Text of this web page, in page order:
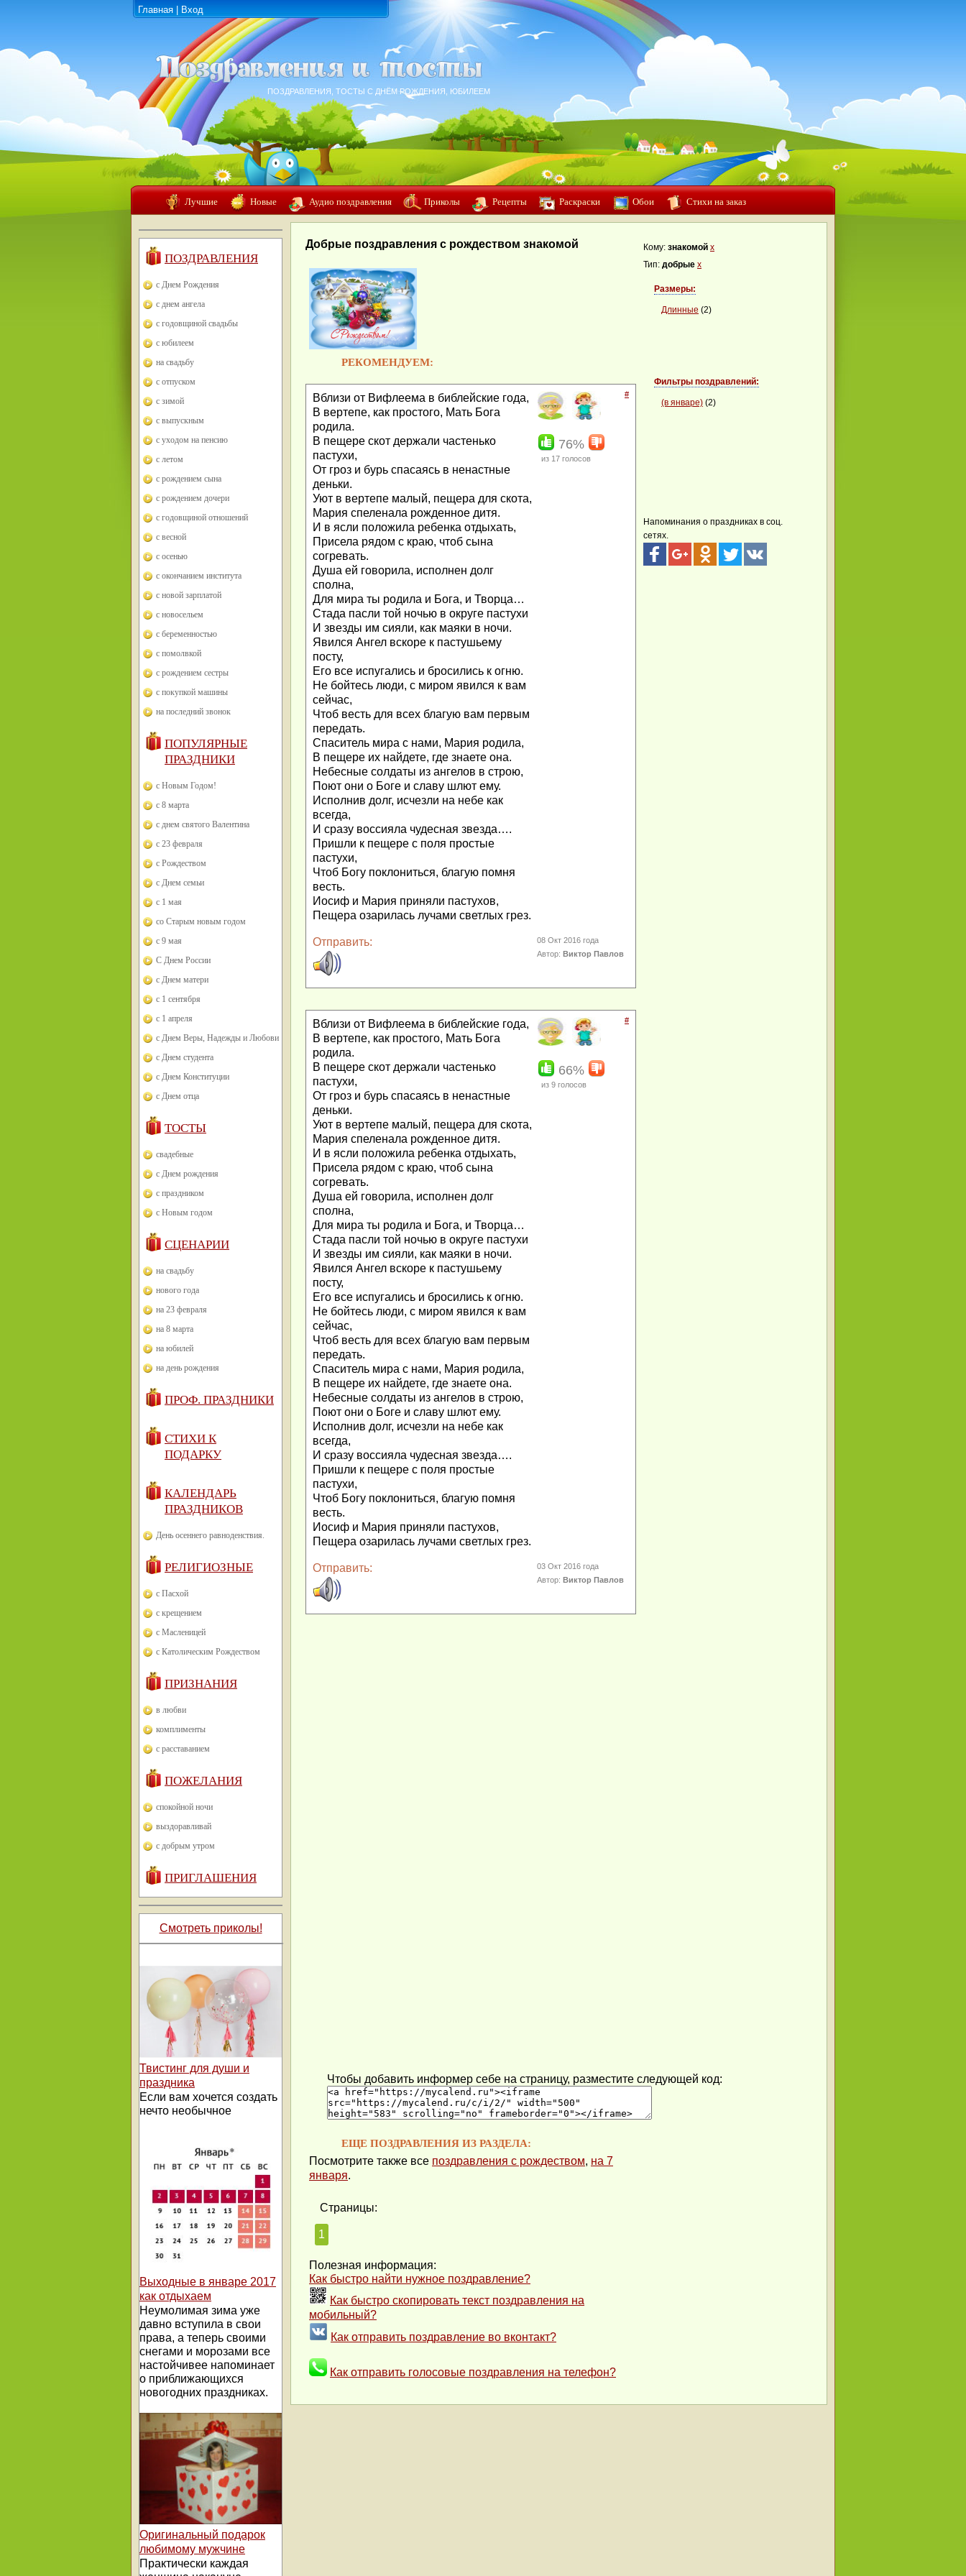
Главная Вход
ПОЗДРАВЛЕНИЯ, ТОСТЫ С ДНЁМ РОЖДЕНИЯ, ЮБИЛЕЕМ
Лучшие Новые Аудио поздравления Приколы Рецепты Раскраски Обои Стихи на заказ
ПОЗДРАВЛЕНИЯ
с Днем Рождения
с днем ангела
с годовщиной свадьбы
с юбилеем
на свадьбу
с отпуском
с зимой
с выпускным
с уходом на пенсию
с летом
с рождением сына
с рождением дочери
с годовщиной отношений
с весной
с осенью
с окончанием института
с новой зарплатой
с новосельем
с беременностью
с помолвкой
с рождением сестры
с покупкой машины
на последний звонок
ПОПУЛЯРНЫЕ
ПРАЗДНИКИ
с Новым Годом!
с 8 марта
с днем святого Валентина
с 23 февраля
с Рождеством
с Днем семьи
с 1 мая
со Старым новым годом
с 9 мая
С Днем России
с Днем матери
с 1 сентября
с 1 апреля
с Днем Веры, Надежды и Любови
с Днем студента
с Днем Конституции
с Днем отца
ТОСТЫ
свадебные
с Днем рождения
с праздником
с Новым годом
СЦЕНАРИИ
на свадьбу
нового года
на 23 февраля
на 8 марта
на юбилей
на день рождения
ПРОФ. ПРАЗДНИКИ
СТИХИ К
ПОДАРКУ
КАЛЕНДАРЬ
ПРАЗДНИКОВ
День осеннего равноденствия.
РЕЛИГИОЗНЫЕ
с Пасхой
с крещением
с Масленицей
с Католическим Рождеством
ПРИЗНАНИЯ
в любви
комплименты
с расставанием
ПОЖЕЛАНИЯ
спокойной ночи
выздоравливай
с добрым утром
ПРИГЛАШЕНИЯ
Смотреть приколы!
Твистинг для души и
праздника
Если вам хочется создать
нечто необычное
Выходные в январе 2017
как отдыхаем
Неумолимая зима уже
давно вступила в свои
права, а теперь своими
снегами и морозами все
настойчивее напоминает
о приближающихся
новогодних праздниках.
Оригинальный подарок
любимому мужчине
Практически каждая
Добрые поздравления с рождеством знакомой
РЕКОМЕНДУЕМ:
Вблизи от Вифлеема в библейские года,
В вертепе, как простого, Мать Бога
родила.
В пещере скот держали частенько
пастухи,
От гроз и бурь спасаясь в ненастные
деньки.
Уют в вертепе малый, пещера для скота,
Мария спеленала рожденное дитя.
И в ясли положила ребенка отдыхать,
Присела рядом с краю, чтоб сына
согревать.
Душа ей говорила, исполнен долг
сполна,
Для мира ты родила и Бога, и Творца…
Стада пасли той ночью в округе пастухи
И звезды им сияли, как маяки в ночи.
Явился Ангел вскоре к пастушьему
посту,
Его все испугались и бросились к огню.
Не бойтесь люди, с миром явился к вам
сейчас,
Чтоб весть для всех благую вам первым
передать.
Спаситель мира с нами, Мария родила,
В пещере их найдете, где знаете она.
Небесные солдаты из ангелов в строю,
Поют они о Боге и славу шлют ему.
Исполнив долг, исчезли на небе как
всегда,
И сразу воссияла чудесная звезда….
Пришли к пещере с поля простые
пастухи,
Чтоб Богу поклониться, благую помня
весть.
Иосиф и Мария приняли пастухов,
Пещера озарилась лучами светлых грез.
#
76%
из 17 голосов
Отправить:
08 Окт 2016 года
Автор:Виктор Павлов
Вблизи от Вифлеема в библейские года,
В вертепе, как простого, Мать Бога
родила.
В пещере скот держали частенько
пастухи,
От гроз и бурь спасаясь в ненастные
деньки.
Уют в вертепе малый, пещера для скота,
Мария спеленала рожденное дитя.
И в ясли положила ребенка отдыхать,
Присела рядом с краю, чтоб сына
согревать.
Душа ей говорила, исполнен долг
сполна,
Для мира ты родила и Бога, и Творца…
Стада пасли той ночью в округе пастухи
И звезды им сияли, как маяки в ночи.
Явился Ангел вскоре к пастушьему
посту,
Его все испугались и бросились к огню.
Не бойтесь люди, с миром явился к вам
сейчас,
Чтоб весть для всех благую вам первым
передать.
Спаситель мира с нами, Мария родила,
В пещере их найдете, где знаете она.
Небесные солдаты из ангелов в строю,
Поют они о Боге и славу шлют ему.
Исполнив долг, исчезли на небе как
всегда,
И сразу воссияла чудесная звезда….
Пришли к пещере с поля простые
пастухи,
Чтоб Богу поклониться, благую помня
весть.
Иосиф и Мария приняли пастухов,
Пещера озарилась лучами светлых грез.
#
66%
из 9 голосов
Отправить:
03 Окт 2016 года
Автор:Виктор Павлов
Чтобы добавить информер себе на страницу, разместите следующей код:
ЕЩЕ ПОЗДРАВЛЕНИЯ ИЗ РАЗДЕЛА:
Посмотрите также все поздравления с рождеством, на 7
января.
Страницы:
1
Полезная информация:
Как быстро найти нужное поздравление?
Как быстро скопировать текст поздравления на
мобильный?
Как отправить поздравление во вконтакт?
Как отправить голосовые поздравления на телефон?
Кому: знакомой x
Тип: добрые x
Размеры:
Длинные (2)
Фильтры поздравлений:
(в январе) (2)
Напоминания о праздниках в соц.
сетях.